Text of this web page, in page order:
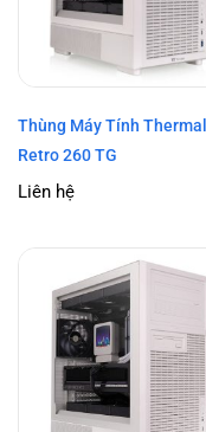
Thùng Máy Tính
Retro 260 TG
Liên hệ